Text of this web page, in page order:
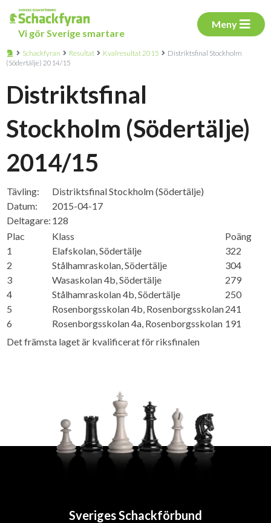
Vi gör Sverige smartare
Meny
Schackfyran Resultat Kvalresultat 2015
Distriktsfinal Stockholm
(Södertälje) 2014/15
Distriktsfinal
Stockholm (Södertälje)
2014/15
Tävling:
Distriktsfinal Stockholm (Södertälje)
Datum:
2015-04-17
Deltagare: 128
Plac
Klass
Poäng
1
Elafskolan, Södertälje
322
2
Stålhamraskolan, Södertälje
304
3
Wasaskolan 4b, Södertälje
279
4
Stålhamraskolan 4b, Södertälje
250
5
Rosenborgsskolan 4b, Rosenborgsskolan241
6
Rosenborgsskolan 4a, Rosenborgsskolan 191
Det främsta laget är kvalificerat för riksfinalen
Sveriges Schackförbund